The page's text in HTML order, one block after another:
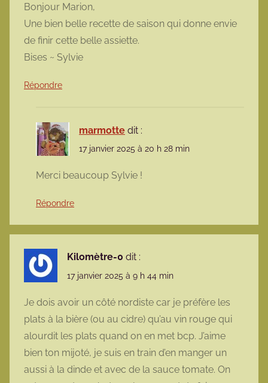
Bonjour Marion,
Une bien belle recette de saison qui donne envie
de finir cette belle assiette.
Bises ~ Sylvie
Répondre
marmotte dit :
17 janvier 2025 à 20 h 28 min
Merci beaucoup Sylvie !
Répondre
Kilomètre-0 dit :
17 janvier 2025 à 9 h 44 min
Je dois avoir un côté nordiste car je préfère les
plats à la bière (ou au cidre) qu’au vin rouge qui
alourdit les plats quand on en met bcp. J’aime
bien ton mijoté, je suis en train d’en manger un
aussi à la dinde et avec de la sauce tomate. On